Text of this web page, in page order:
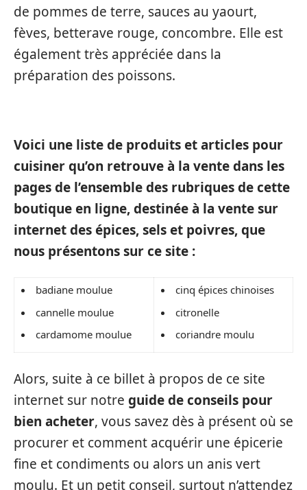
de pommes de terre, sauces au yaourt,
fèves, betterave rouge, concombre. Elle est
également très appréciée dans la
préparation des poissons.
Voici une liste de produits et articles pour
cuisiner qu’on retrouve à la vente dans les
pages de l’ensemble des rubriques de cette
boutique en ligne, destinée à la vente sur
internet des épices, sels et poivres, que
nous présentons sur ce site :
badiane moulue
cannelle moulue
cardamome moulue
cinq épices chinoises
citronelle
coriandre moulu
Alors, suite à ce billet à propos de ce site
internet sur notre guide de conseils pour
bien acheter, vous savez dès à présent où se
procurer et comment acquérir une épicerie
fine et condiments ou alors un anis vert
moulu. Et un petit conseil, surtout n’attendez